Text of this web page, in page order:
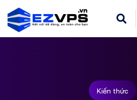
Kiến thức